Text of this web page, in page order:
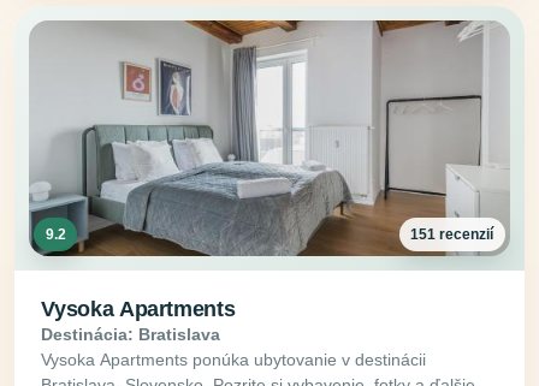
9.2 151 recenzií
Vysoka Apartments
Destinácia: Bratislava
Vysoka Apartments ponúka ubytovanie v destinácii